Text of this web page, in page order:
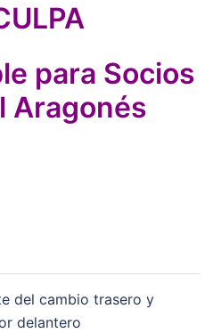
para Socios
Aragonés
del cambio trasero y
delantero